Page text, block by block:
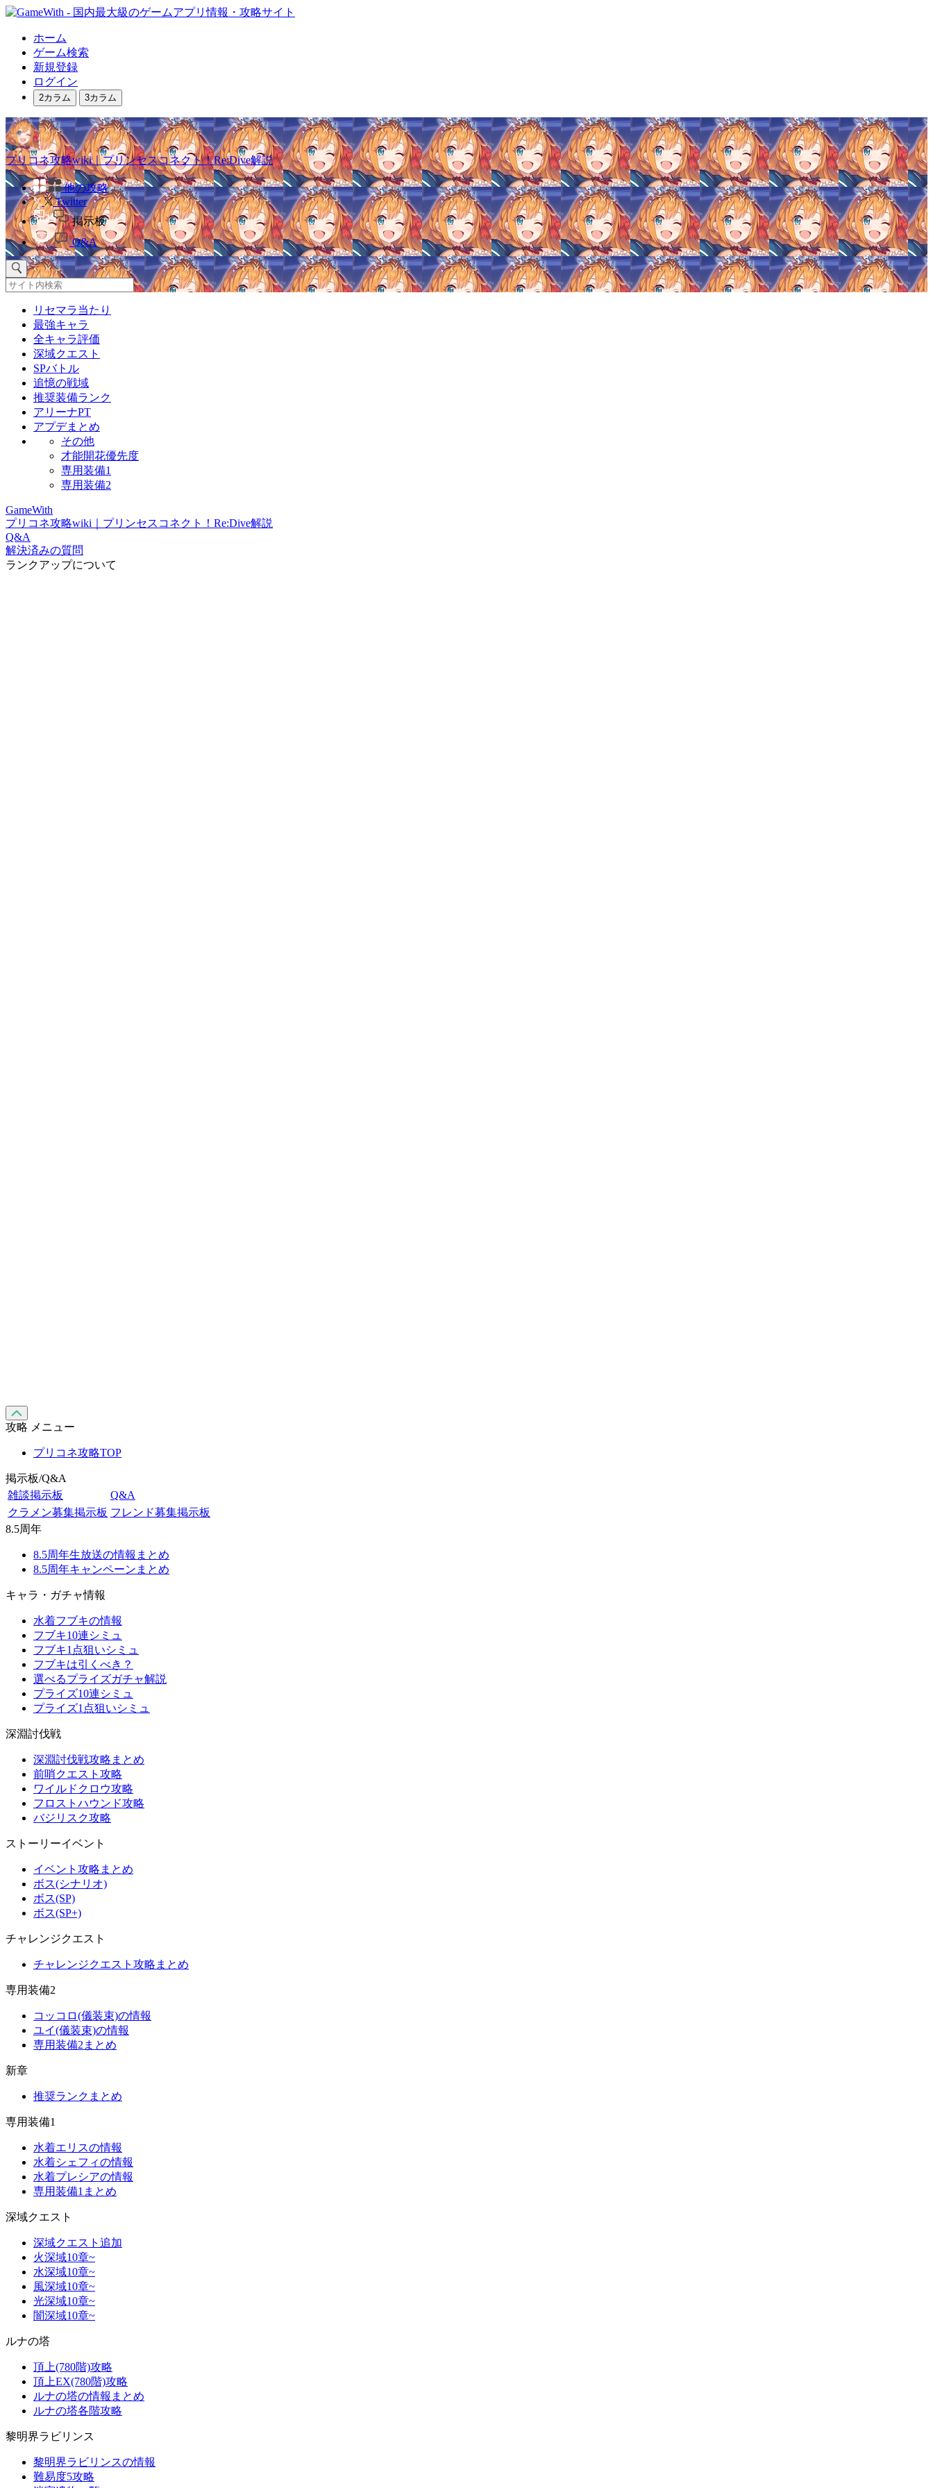
ホーム
ゲーム検索
新規登録
ログイン
2カラム 3カラム
プリコネ攻略wiki｜プリンセスコネクト！Re:Dive解説
他の攻略
Twitter
掲示板
Q&A
リセマラ当たり
最強キャラ
全キャラ評価
深域クエスト
SPバトル
追憶の戦域
推奨装備ランク
アリーナPT
アプデまとめ
その他
才能開花優先度
専用装備1
専用装備2
GameWith
プリコネ攻略wiki｜プリンセスコネクト！Re:Dive解説
Q&A
解決済みの質問
ランクアップについて
攻略 メニュー
プリコネ攻略TOP
掲示板/Q&A
雑談掲示板
Q&A
クラメン募集掲示板 フレンド募集掲示板
8.5周年
8.5周年生放送の情報まとめ
8.5周年キャンペーンまとめ
キャラ・ガチャ情報
水着フブキの情報
フブキ10連シミュ
フブキ1点狙いシミュ
フブキは引くべき？
選べるプライズガチャ解説
プライズ10連シミュ
プライズ1点狙いシミュ
深淵討伐戦
深淵討伐戦攻略まとめ
前哨クエスト攻略
ワイルドクロウ攻略
フロストハウンド攻略
バジリスク攻略
ストーリーイベント
イベント攻略まとめ
ボス(シナリオ)
ボス(SP)
ボス(SP+)
チャレンジクエスト
チャレンジクエスト攻略まとめ
専用装備2
コッコロ(儀装束)の情報
ユイ(儀装束)の情報
専用装備2まとめ
新章
推奨ランクまとめ
専用装備1
水着エリスの情報
水着シェフィの情報
水着プレシアの情報
専用装備1まとめ
深域クエスト
深域クエスト追加
火深域10章~
水深域10章~
風深域10章~
光深域10章~
闇深域10章~
ルナの塔
頂上(780階)攻略
頂上EX(780階)攻略
ルナの塔の情報まとめ
ルナの塔各階攻略
黎明界ラビリンス
黎明界ラビリンスの情報
難易度5攻略